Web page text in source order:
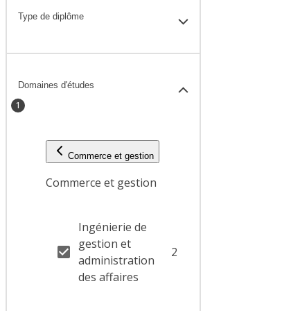
Type de diplôme
Domaines d'études
1
Commerce et gestion
Commerce et gestion
Ingénierie de
gestion et
administration
des affaires
2